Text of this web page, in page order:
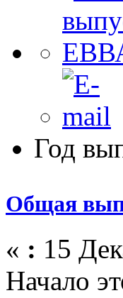
Год
Общая
« : 15
Начало